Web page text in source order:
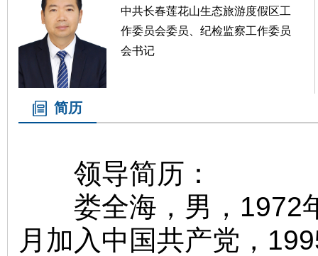
中共长春莲花山生态旅游度假区工
作委员会委员、纪检监察工作委员
会书记
简历
领导简历：
娄全海，男，1972年
月加入中国共产党，